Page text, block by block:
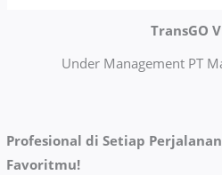
TransGO
Under Management PT
Profesional di Setiap
Favoritmu!